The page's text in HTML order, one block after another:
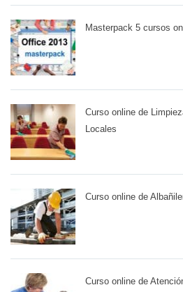
Masterpack 5 cursos
Curso online de
Locales
Curso online de
Curso online de